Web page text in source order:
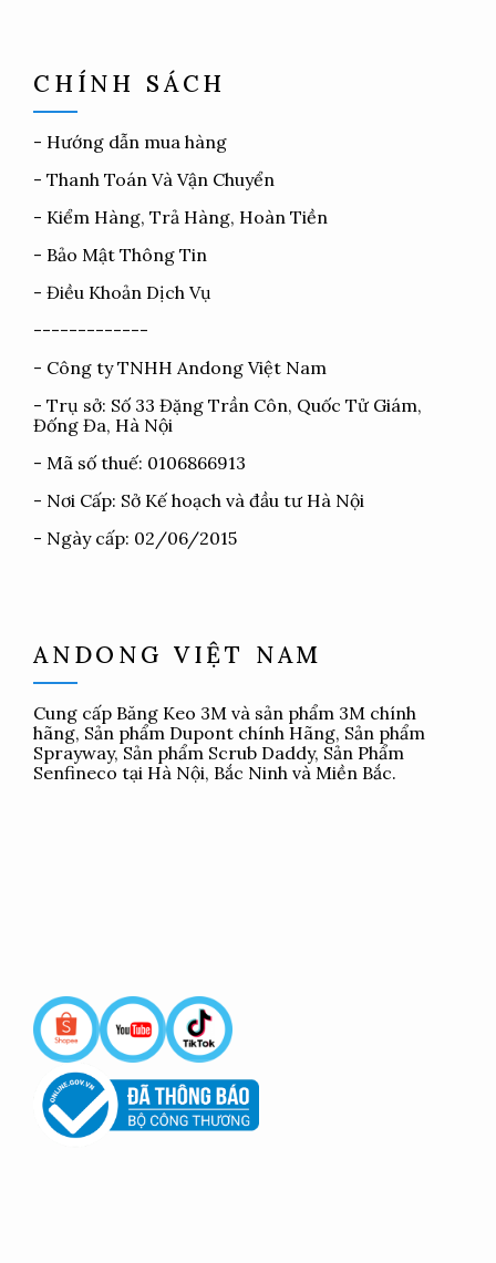
CHÍNH SÁCH
- Hướng dẫn mua hàng
- Thanh Toán Và Vận Chuyển
- Kiểm Hàng, Trả Hàng, Hoàn Tiền
- Bảo Mật Thông Tin
- Điều Khoản Dịch Vụ
-------------
- Công ty TNHH Andong Việt Nam
- Trụ sở: Số 33 Đặng Trần Côn, Quốc Tử Giám,
Đống Đa, Hà Nội
- Mã số thuế: 0106866913
- Nơi Cấp: Sở Kế hoạch và đầu tư Hà Nội
- Ngày cấp: 02/06/2015
ANDONG VIỆT NAM
Cung cấp Băng Keo 3M và sản phẩm 3M chính
hãng, Sản phẩm Dupont chính Hãng, Sản phẩm
Sprayway, Sản phẩm Scrub Daddy, Sản Phẩm
Senfineco tại Hà Nội, Bắc Ninh và Miền Bắc.